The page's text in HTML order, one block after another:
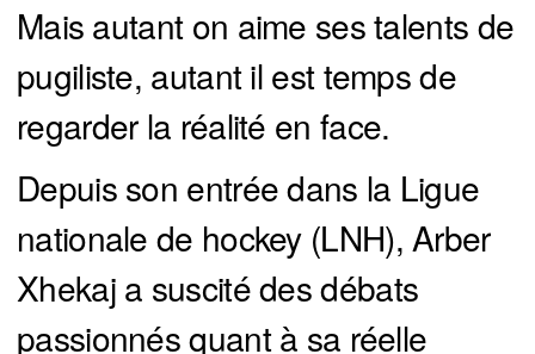
Mais autant on aime ses talents de
pugiliste, autant il est temps de
regarder la réalité en face.
Depuis son entrée dans la Ligue
nationale de hockey (LNH), Arber
Xhekaj a suscité des débats
passionnés quant à sa réelle